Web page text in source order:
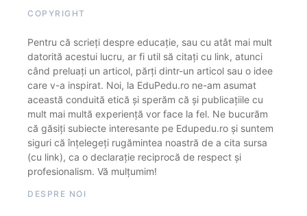
COPYRIGHT
Pentru că scrieți despre educație, sau cu atât mai mult
datorită acestui lucru, ar fi util să citați cu link, atunci
când preluați un articol, părți dintr-un articol sau o idee
care v-a inspirat. Noi, la EduPedu.ro ne-am asumat
această conduită etică și sperăm că și publicațiile cu
mult mai multă experiență vor face la fel. Ne bucurăm
că găsiți subiecte interesante pe Edupedu.ro și suntem
siguri că înțelegeți rugămintea noastră de a cita sursa
(cu link), ca o declarație reciprocă de respect și
profesionalism. Vă mulțumim!
DESPRE NOI